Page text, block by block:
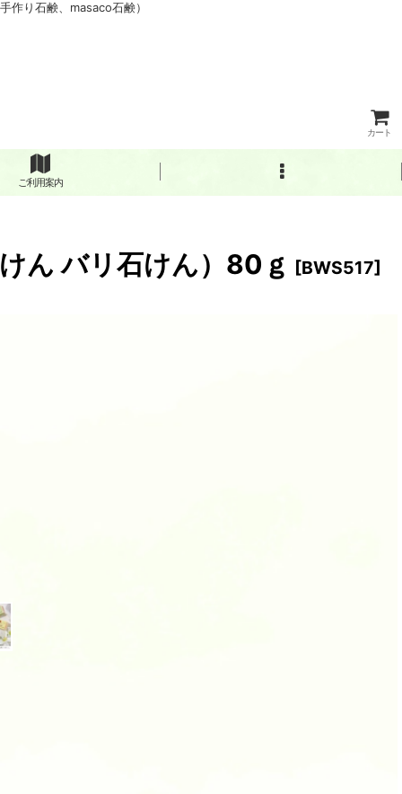
作り石鹸、masaco石鹸）
カート
ご利用案内
ん バリ石けん）80ｇ [BWS517]